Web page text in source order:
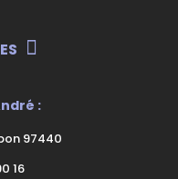
:
97440
16